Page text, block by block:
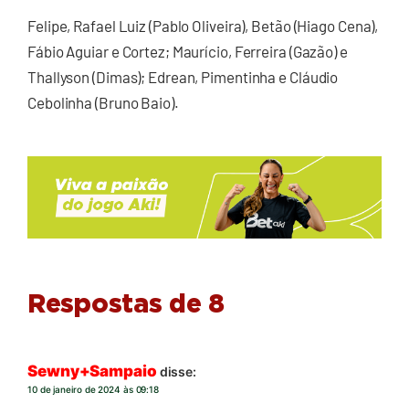
Felipe, Rafael Luiz (Pablo Oliveira), Betão (Hiago Cena),
Fábio Aguiar e Cortez; Maurício, Ferreira (Gazão) e
Thallyson (Dimas); Edrean, Pimentinha e Cláudio
Cebolinha (Bruno Baio).
Respostas de 8
Sewny+Sampaio disse:
10 de janeiro de 2024 às 09:18